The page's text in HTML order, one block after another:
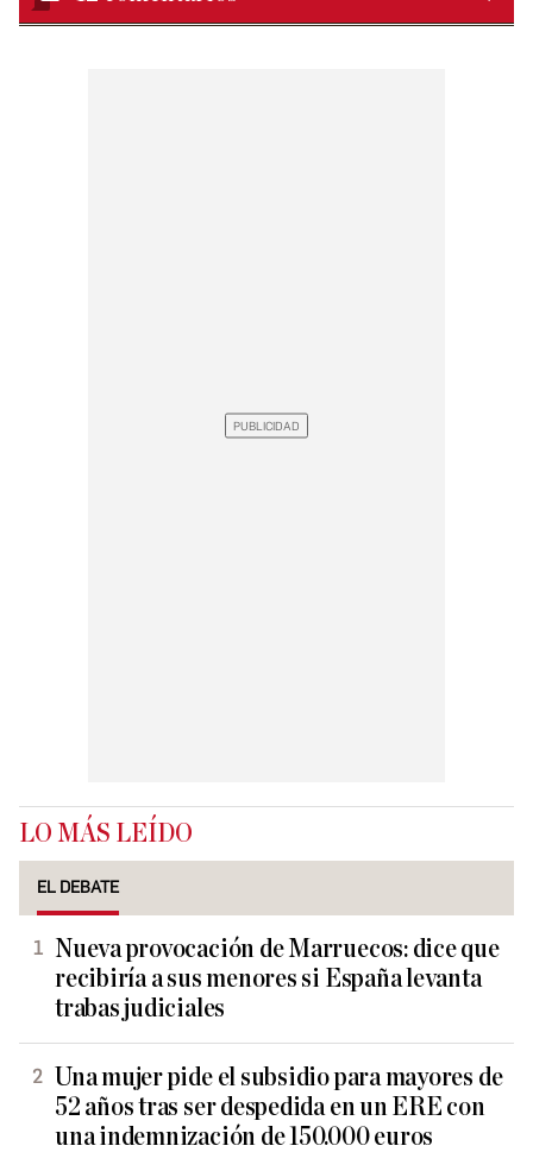
LO MÁS LEÍDO
EL DEBATE
Nueva provocación de Marruecos: dice que
recibiría a sus menores si España levanta
trabas judiciales
Una mujer pide el subsidio para mayores de
52 años tras ser despedida en un ERE con
una indemnización de 150.000 euros